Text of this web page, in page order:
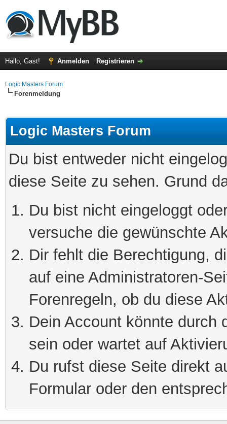
Hallo, Gast! Anmelden Registrieren
Logic Masters Forum
Forenmeldung
Logic Masters Forum
Du bist entweder nicht
diese Seite zu sehen. Grund
Du bist nicht eingeloggt
versuche die gewünschte
Dir fehlt die Berechtigung,
auf eine Administratoren-
Forenregeln, ob du diese
Dein Account könnte durch
sein oder wartet auf
Du rufst diese Seite direkt
Formular oder den